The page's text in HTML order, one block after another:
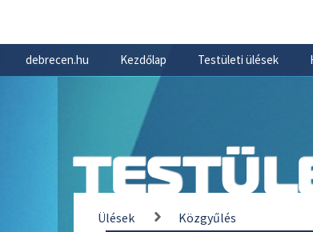
debrecen.hu Kezdőlap Testületi ülések
Ülések
Közgyűlés